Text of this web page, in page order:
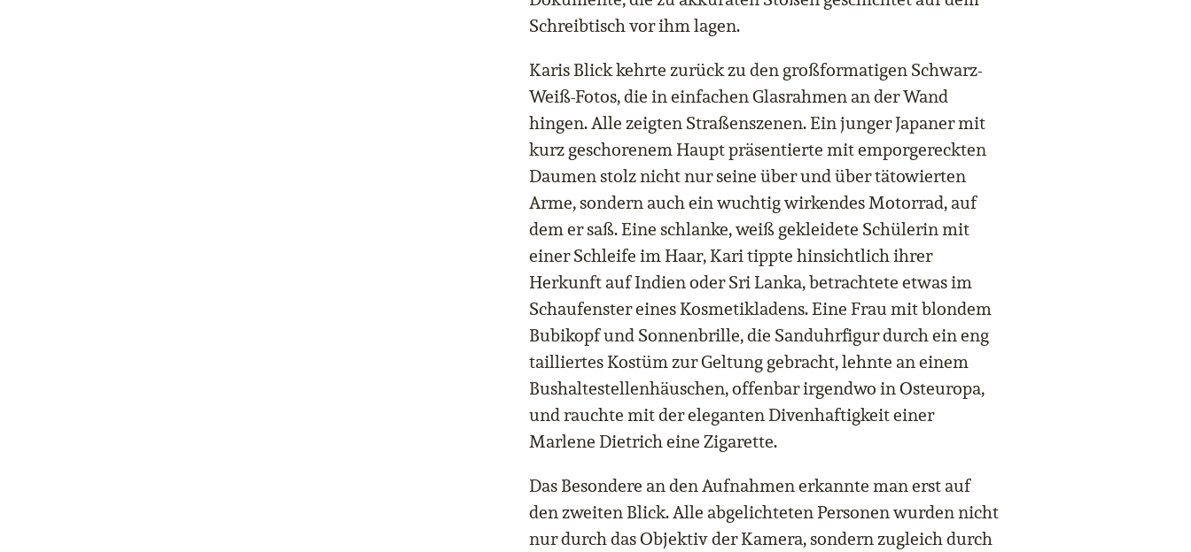
Schreibtisch vor ihm lagen.
Karis Blick kehrte zurück zu den großformatigen Schwarz-
Weiß-Fotos, die in einfachen Glasrahmen an der Wand
hingen. Alle zeigten Straßenszenen. Ein junger Japaner mit
kurz geschorenem Haupt präsentierte mit emporgereckten
Daumen stolz nicht nur seine über und über tätowierten
Arme, sondern auch ein wuchtig wirkendes Motorrad, auf
dem er saß. Eine schlanke, weiß gekleidete Schülerin mit
einer Schleife im Haar, Kari tippte hinsichtlich ihrer
Herkunft auf Indien oder Sri Lanka, betrachtete etwas im
Schaufenster eines Kosmetikladens. Eine Frau mit blondem
Bubikopf und Sonnenbrille, die Sanduhrfigur durch ein eng
tailliertes Kostüm zur Geltung gebracht, lehnte an einem
Bushaltestellenhäuschen, offenbar irgendwo in Osteuropa,
und rauchte mit der eleganten Divenhaftigkeit einer
Marlene Dietrich eine Zigarette.
Das Besondere an den Aufnahmen erkannte man erst auf
den zweiten Blick. Alle abgelichteten Personen wurden nicht
nur durch das Objektiv der Kamera, sondern zugleich durch